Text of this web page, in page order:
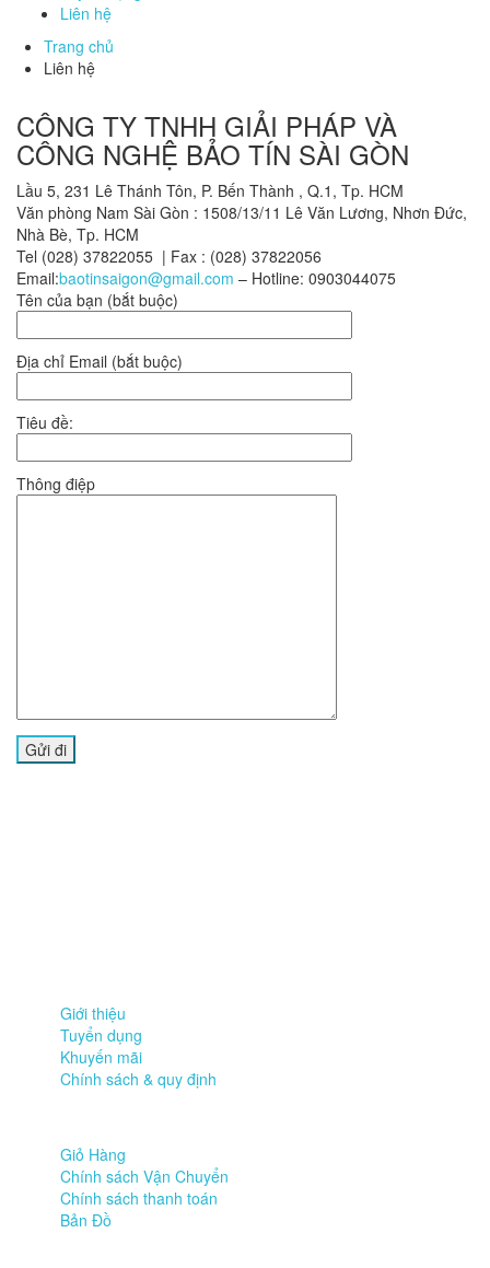
Liên hệ
Trang chủ
Liên hệ
CÔNG TY TNHH GIẢI PHÁP VÀ
CÔNG NGHỆ BẢO TÍN SÀI GÒN
Lầu 5, 231 Lê Thánh Tôn, P. Bến Thành , Q.1, Tp. HCM
Văn phòng Nam Sài Gòn : 1508/13/11 Lê Văn Lương, Nhơn Đức,
Nhà Bè, Tp. HCM
Tel (028) 37822055 | Fax : (028) 37822056
Email:baotinsaigon@gmail.com – Hotline: 0903044075
Tên của bạn (bắt buộc)
Địa chỉ Email (bắt buộc)
Tiêu đề:
Thông điệp
Giới thiệu
Tuyển dụng
Khuyến mãi
Chính sách & quy định
Giỏ Hàng
Chính sách Vận Chuyển
Chính sách thanh toán
Bản Đồ